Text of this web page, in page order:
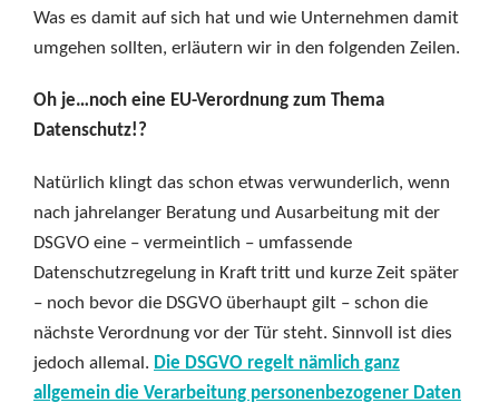
Was es damit auf sich hat und wie Unternehmen damit
umgehen sollten, erläutern wir in den folgenden Zeilen.
Oh je…noch eine EU-Verordnung zum Thema
Datenschutz!?
Natürlich klingt das schon etwas verwunderlich, wenn
nach jahrelanger Beratung und Ausarbeitung mit der
DSGVO eine – vermeintlich – umfassende
Datenschutzregelung in Kraft tritt und kurze Zeit später
– noch bevor die DSGVO überhaupt gilt – schon die
nächste Verordnung vor der Tür steht. Sinnvoll ist dies
jedoch allemal. Die DSGVO regelt nämlich ganz
allgemein die Verarbeitung personenbezogener Daten